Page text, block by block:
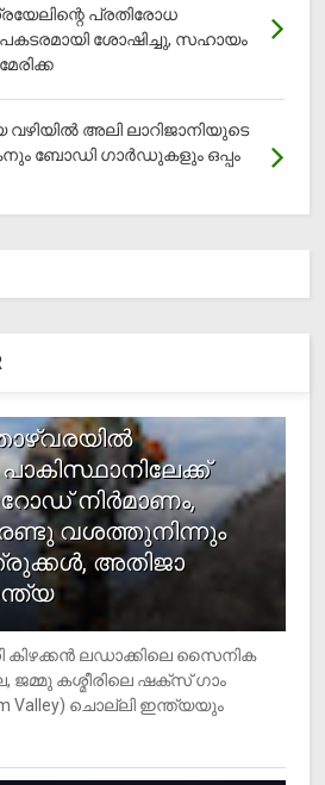
പ്രതിരോധ
ശോഷിച്ചു, സഹായം
അലി ലാറിജാനിയുടെ
മകനും ബോഡി ഗാര്‍ഡുകളും ഒപ്പം
നിർമാണം,
വശത്തുനിന്നും
അതിജാ​
ലഡാക്കിലെ സൈനിക
ജമ്മു കശ്മീരിലെ ഷക്സ് ​ഗാം
Valley) ചൊല്ലി ഇന്ത്യയും